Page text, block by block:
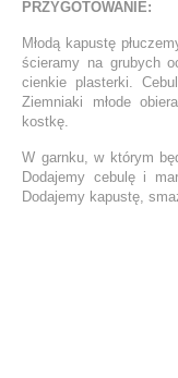
PRZYGOTOWANIE:
Młodą kapustę
ścieramy na grubych
cienkie plasterki.
Ziemniaki młode
kostkę.
W garnku, w którym
Dodajemy cebulę i
Dodajemy kapustę,